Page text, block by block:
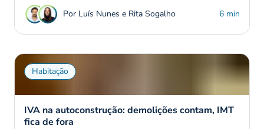
Por Luís Nunes e Rita Sogalho 6 min
Habitação
IVA na autoconstrução: demolições contam, IMT
fica de fora